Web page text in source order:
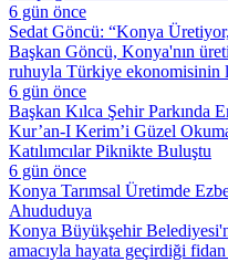
6 gün önce
Sedat Göncü: “Konya
Başkan Göncü, Konya'nın
ruhuyla Türkiye ekonomisinin
6 gün önce
Başkan Kılca Şehir Parkında
Kur’an-I Kerim’i Güzel Okuma
Katılımcılar Piknikte Buluştu
6 gün önce
Konya Tarımsal Üretimde
Ahududuya
Konya Büyükşehir
amacıyla hayata geçirdiği fidan